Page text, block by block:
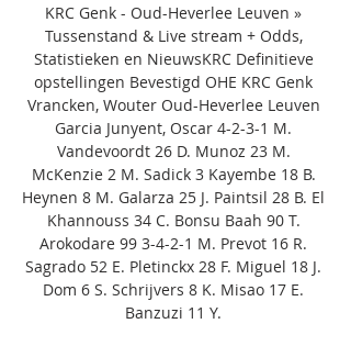
KRC Genk - Oud-Heverlee Leuven »
Tussenstand & Live stream + Odds,
Statistieken en NieuwsKRC Definitieve
opstellingen Bevestigd OHE KRC Genk
Vrancken, Wouter Oud-Heverlee Leuven
Garcia Junyent, Oscar 4-2-3-1 M.
Vandevoordt 26 D. Munoz 23 M.
McKenzie 2 M. Sadick 3 Kayembe 18 B.
Heynen 8 M. Galarza 25 J. Paintsil 28 B. El
Khannouss 34 C. Bonsu Baah 90 T.
Arokodare 99 3-4-2-1 M. Prevot 16 R.
Sagrado 52 E. Pletinckx 28 F. Miguel 18 J.
Dom 6 S. Schrijvers 8 K. Misao 17 E.
Banzuzi 11 Y.